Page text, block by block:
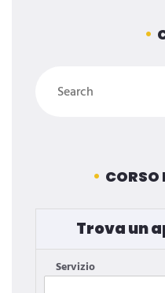
CORSO
Trova un
Servizio